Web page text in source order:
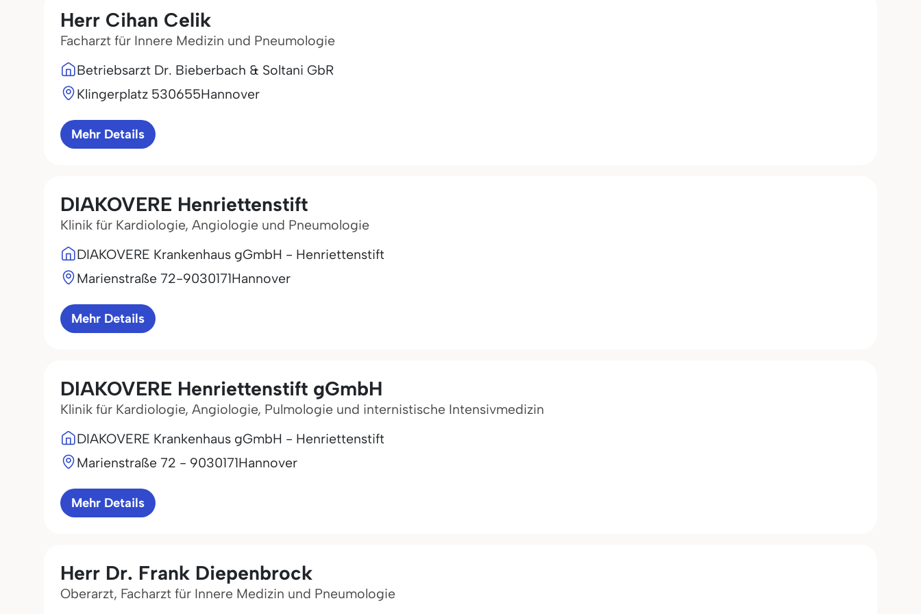
Herr Cihan Celik
Facharzt für Innere Medizin und Pneumologie
Betriebsarzt Dr. Bieberbach & Soltani GbR
Klingerplatz 530655Hannover
Mehr Details
DIAKOVERE Henriettenstift
Klinik für Kardiologie, Angiologie und Pneumologie
DIAKOVERE Krankenhaus gGmbH - Henriettenstift
Marienstraße 72-9030171Hannover
Mehr Details
DIAKOVERE Henriettenstift gGmbH
Klinik für Kardiologie, Angiologie, Pulmologie und internistische Intensivmedizin
DIAKOVERE Krankenhaus gGmbH - Henriettenstift
Marienstraße 72 - 9030171Hannover
Mehr Details
Herr Dr. Frank Diepenbrock
Oberarzt, Facharzt für Innere Medizin und Pneumologie